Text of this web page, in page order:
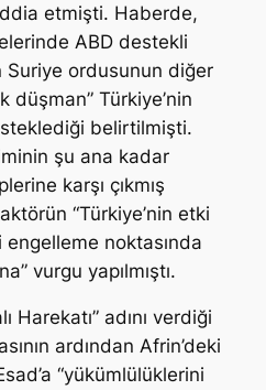
etmişti. Haberde,
ABD destekli
Suriye ordusunun diğer
düşman” Türkiye’nin
belirtilmişti.
şu ana kadar
karşı çıkmış
“Türkiye’nin etki
engelleme noktasında
vurgu yapılmıştı.
Harekatı” adını verdiği
ardından Afrin’deki
“yükümlülüklerini